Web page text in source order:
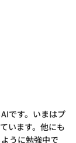
です。いまはプ
います。他にも
うに勉強中で